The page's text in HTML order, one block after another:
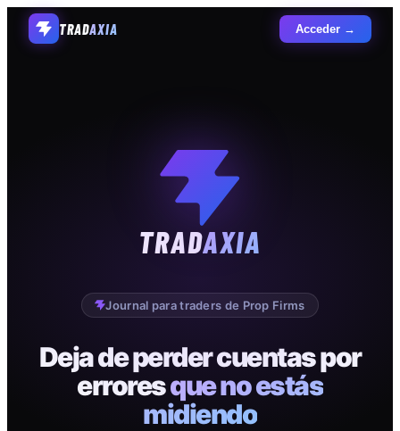
TRADAXIA Acceder →
TRADAXIA
Journal para traders de Prop Firms
Deja de perder cuentas por
erroresque no estás
midiendo